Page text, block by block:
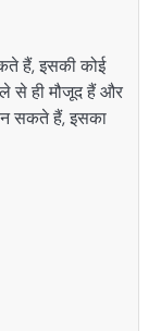
हैं, इसकी कोई
से ही मौजूद हैं और
सकते हैं, इसका